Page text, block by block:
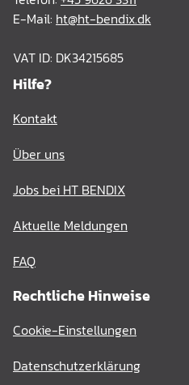
E-Mail: ht@ht-bendix.dk
VAT ID: DK34215685
Hilfe?
Kontakt
Über uns
Jobs bei HT BENDIX
Aktuelle Meldungen
FAQ
Rechtliche Hinweise
Cookie-Einstellungen
Datenschutzerklärung